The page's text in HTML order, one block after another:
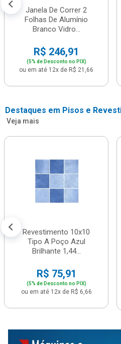
Janela De Correr 2
Folhas De Alumínio
Branco Vidro...
R$ 246,91
(5% de Desconto no PIX)
ou em até 12x de R$ 21,66
Destaques em Pisos e
Veja mais
Revestimento 10x10
Tipo A Poço Azul
Brilhante 1,44...
R$ 75,91
(5% de Desconto no PIX)
ou em até 12x de R$ 6,66